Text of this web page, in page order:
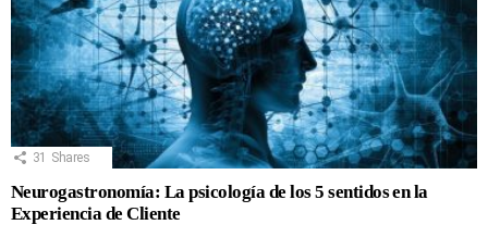
31 Shares
Neurogastronomía: La psicología de los 5 sentidos en la
Experiencia de Cliente